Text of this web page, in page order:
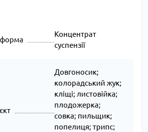
Концентрат
суспензії
Довгоносик;
колорадський жук;
кліщі; листовійка;
плодожерка;
совка; пильщик;
попелиця; трипс;